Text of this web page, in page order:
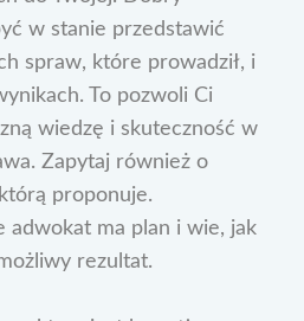
w stanie przedstawić
spraw, które prowadził, i
To pozwoli Ci
wiedzę i skuteczność w
Zapytaj również o
proponuje.
adwokat ma plan i wie, jak
rezultat.